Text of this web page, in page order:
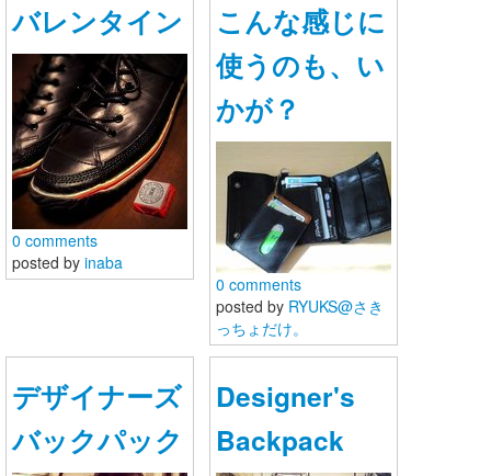
利用規約
プライバシーポリシー
お問い合わせ
バレンタイン
0 comments
posted by inaba
こんな感じに
使うのも、い
かが？
0 comments
posted by RYUKS@さき
っちょだけ。
デザイナーズ
バックパック
Designer's
Backpack